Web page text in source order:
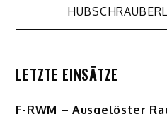
LETZTE EINSÄTZE
F-RWM – Ausgelöster